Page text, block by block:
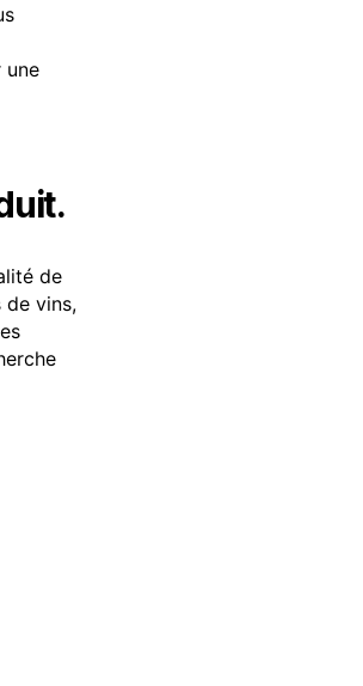
une
de
de vins,